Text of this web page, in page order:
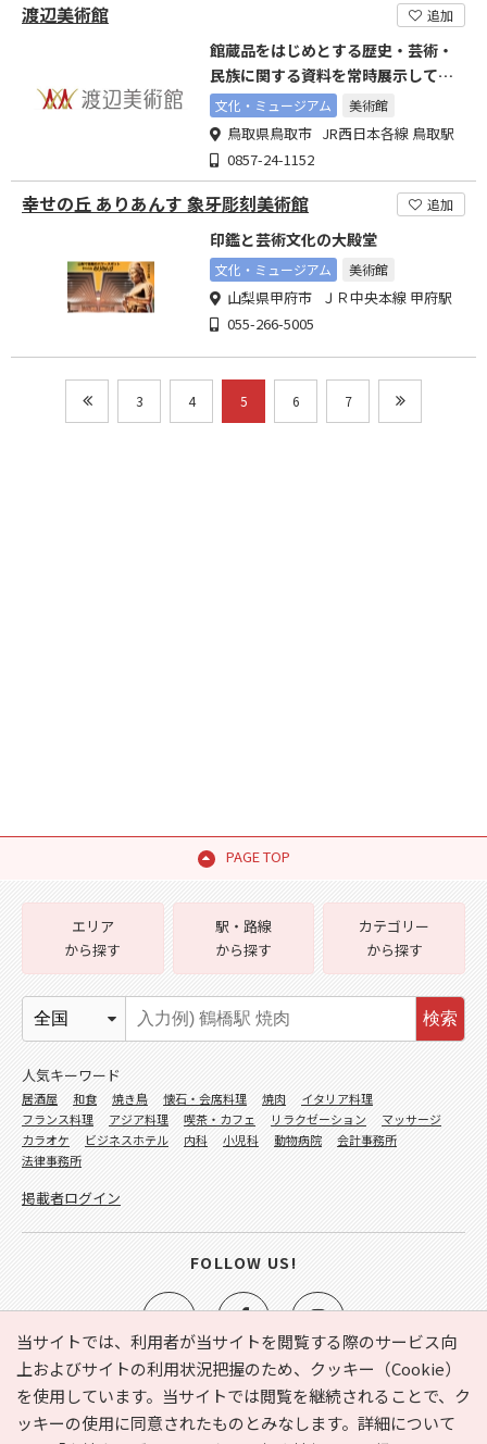
渡辺美術館 追加
館蔵品をはじめとする歴史・芸術・
民族に関する資料を常時展示してお
ります。
文化・ミュージアム 美術館
鳥取県鳥取市 JR西日本各線 鳥取駅
0857-24-1152
幸せの丘 ありあんす 象牙彫刻美術館 追加
印鑑と芸術文化の大殿堂
文化・ミュージアム 美術館
山梨県甲府市 ＪＲ中央本線 甲府駅
055-266-5005
3 4 5 6 7
PAGE TOP
当サイトでは、利用者が当サイトを閲覧する際のサービス向
上およびサイトの利用状況把握のため、クッキー（Cookie）
を使用しています。当サイトでは閲覧を継続されることで、ク
ッキーの使用に同意されたものとみなします。詳細について
e-NAVITA（イーナビタ）とは？ お気に入り
ヘルプ
利用規約
個人情報の取り扱いについて 運営会社
エリア
から探す
駅・路線
から探す
カテゴリー
から探す
検索
人気キーワード
居酒屋 和食 焼き鳥 懐石・会席料理 焼肉
イタリア料理
フランス料理
アジア料理 喫茶・カフェ リラクゼーション
マッサージ
カラオケ
ビジネスホテル 内科 小児科 動物病院
会計事務所
法律事務所
掲載者ログイン
FOLLOW US!